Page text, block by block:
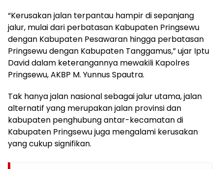
“Kerusakan jalan terpantau hampir di sepanjang
jalur, mulai dari perbatasan Kabupaten Pringsewu
dengan Kabupaten Pesawaran hingga perbatasan
Pringsewu dengan Kabupaten Tanggamus,” ujar Iptu
David dalam keterangannya mewakili Kapolres
Pringsewu, AKBP M. Yunnus Spautra.
Tak hanya jalan nasional sebagai jalur utama, jalan
alternatif yang merupakan jalan provinsi dan
kabupaten penghubung antar-kecamatan di
Kabupaten Pringsewu juga mengalami kerusakan
yang cukup signifikan.